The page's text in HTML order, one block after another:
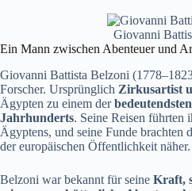
Giovanni
Ein Mann zwischen Abenteuer und
Giovanni Battista Belzoni
Forscher. Ursprünglich Zirkusartist
Ägypten zu einem der
Jahrhunderts. Seine Reisen führten
Ägyptens, und seine Funde brachten
der europäischen Öffentlichkeit näher.
Belzoni war bekannt für seine Kraft,